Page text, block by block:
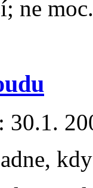
ne moc.
30.1.